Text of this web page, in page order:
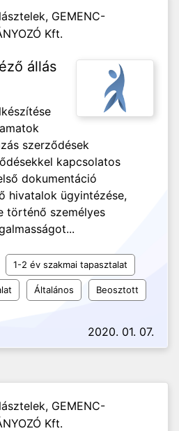
GEMENC-
Kft.
állás
szerződések
kapcsolatos
dokumentáció
hivatalok ügyintézése,
történő személyes
1-2 év szakmai tapasztalat
Általános Beosztott
2020. 01. 07.
GEMENC-
Kft.